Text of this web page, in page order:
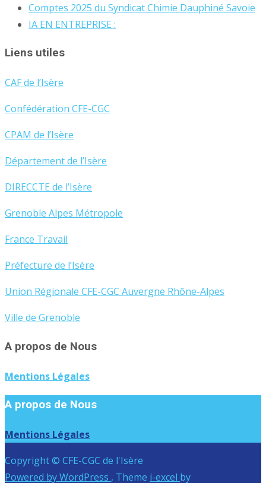
Comptes 2025 du Syndicat Chimie Dauphiné Savoie
IA EN ENTREPRISE :
Liens utiles
CAF de l’Isère
Confédération CFE-CGC
CPAM de l’Isère
Département de l’Isère
DIRECCTE de l’Isère
Grenoble Alpes Métropole
France Travail
Préfecture de l’Isère
Union Régionale CFE-CGC Auvergne Rhône-Alpes
Ville de Grenoble
A propos de Nous
Mentions Légales
A propos de Nous
Mentions Légales
Copyright © CFE-CGC de l'Isère
Powered by WordPress , Theme i-excel by